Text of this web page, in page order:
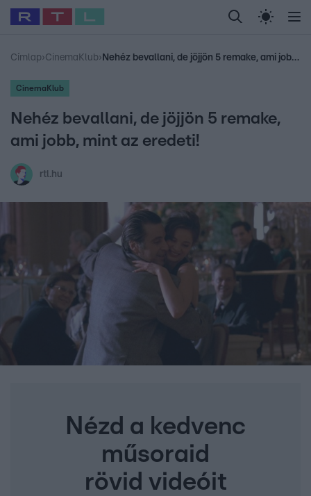
Legfrissebb RTL Híradó Randi Celeb vagyok,
Babits Marcella Most Wanted Gallusz
Címlap›CinemaKlub› Nehéz bevallani, de jöjjön 5 remake, ami jobb, mint az eredeti!
CinemaKlub
Nehéz bevallani, de jöjjön 5 remake,
ami jobb, mint az eredeti!
rtl.hu
Nézd a kedvenc
műsoraid
rövid videóit